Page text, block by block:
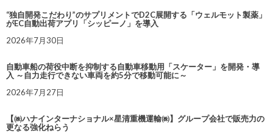
“独自開発こだわり”のサプリメントでD2C展開する「ウェルモット製薬」
がEC自動出荷アプリ「シッピーノ」を導入
2026年7月30日
自動車船の荷役中断を抑制する自動車移動用「スケーター」を開発・導
入 ～自力走行できない車両を約5分で移動可能に～
2026年7月27日
【㈱ハナインターナショナル×星清重機運輸㈱】グループ会社で販売力の
更なる強化ねらう